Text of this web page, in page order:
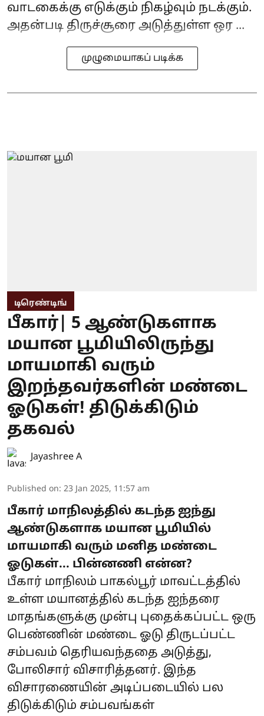
வாடகைக்கு எடுக்கும் நிகழ்வும் நடக்கும்.
அதன்படி திருச்சூரை அடுத்துள்ள ஒர ...
முழுமையாகப் படிக்க
டிரெண்டிங்
பீகார்| 5 ஆண்டுகளாக
மயான பூமியிலிருந்து
மாயமாகி வரும்
இறந்தவர்களின் மண்டை
ஓடுகள்! திடுக்கிடும்
தகவல்
Jayashree A
Published on: 23 Jan 2025, 11:57 am
பீகார் மாநிலத்தில் கடந்த ஐந்து
ஆண்டுகளாக மயான பூமியில்
மாயமாகி வரும் மனித மண்டை
ஓடுகள்... பின்னணி என்ன?
பீகார் மாநிலம் பாகல்பூர் மாவட்டத்தில்
உள்ள மயானத்தில் கடந்த ஐந்தரை
மாதங்களுக்கு முன்பு புதைக்கப்பட்ட ஒரு
பெண்ணின் மண்டை ஓடு திருடப்பட்ட
சம்பவம் தெரியவந்ததை அடுத்து,
போலிசார் விசாரித்தனர். இந்த
விசாரணையின் அடிப்படையில் பல
திடுக்கிடும் சம்பவங்கள்